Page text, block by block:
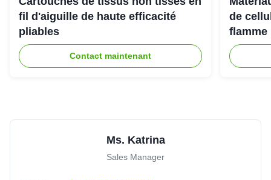
D Daniel Harris ★★★★★
★★★★★
Professional team, smooth process from start to finish.
fil d'aiguille de haute efficacité
pliables
Contact maintenant
de
flamme
Ms. Katrina
Sales Manager